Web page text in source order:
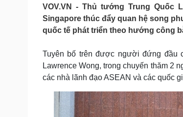
Tin nóng
Tư vấn luật
Việt Nam
Phân tích
Sức khỏe
Dinh dưỡng - món ngon
Cây thuốc
Sản phụ khoa
Nhi khoa
Nam khoa
Đời sống
Blog
Tình yêu -
VOV.VN - Thủ tướng Trung Quốc
Singapore thúc đẩy quan hệ song
quốc tế phát triển theo hướng công
Tuyên bố trên được người đứng đầu
Lawrence Wong, trong chuyến thăm 2
các nhà lãnh đạo ASEAN và các quốc